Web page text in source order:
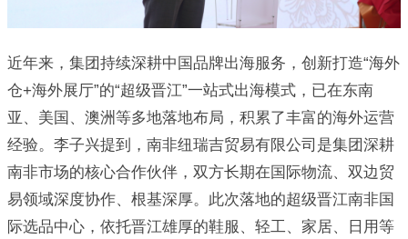
近年来，集团持续深耕中国品牌出海服务，创新打造“海外
仓+海外展厅”的“超级晋江”一站式出海模式，已在东南
亚、美国、澳洲等多地落地布局，积累了丰富的海外运营
经验。李子兴提到，南非纽瑞吉贸易有限公司是集团深耕
南非市场的核心合作伙伴，双方长期在国际物流、双边贸
易领域深度协作、根基深厚。此次落地的超级晋江南非国
际选品中心，依托晋江雄厚的鞋服、轻工、家居、日用等